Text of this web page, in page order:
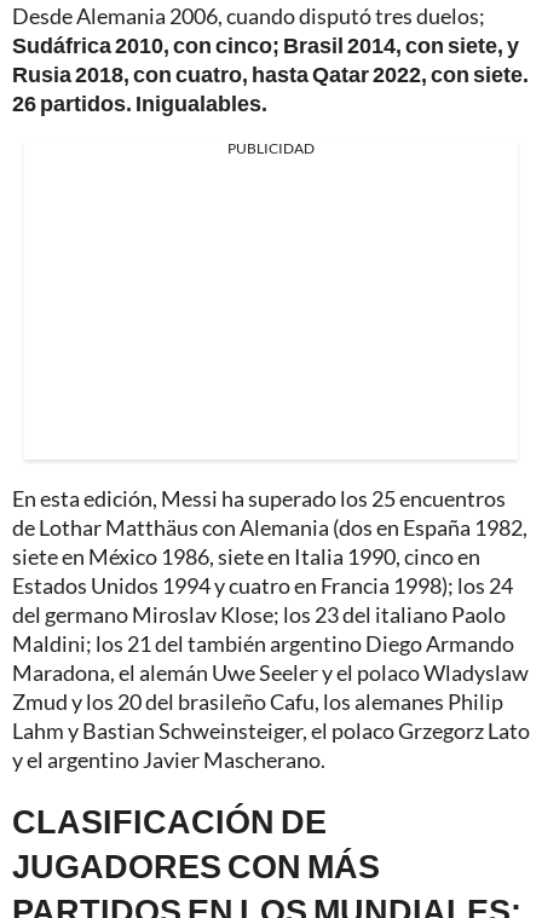
Desde Alemania 2006, cuando disputó tres duelos;
Sudáfrica 2010, con cinco; Brasil 2014, con siete, y
Rusia 2018, con cuatro, hasta Qatar 2022, con siete.
26 partidos. Inigualables.
PUBLICIDAD
En esta edición, Messi ha superado los 25 encuentros
de Lothar Matthäus con Alemania (dos en España 1982,
siete en México 1986, siete en Italia 1990, cinco en
Estados Unidos 1994 y cuatro en Francia 1998); los 24
del germano Miroslav Klose; los 23 del italiano Paolo
Maldini; los 21 del también argentino Diego Armando
Maradona, el alemán Uwe Seeler y el polaco Wladyslaw
Zmud y los 20 del brasileño Cafu, los alemanes Philip
Lahm y Bastian Schweinsteiger, el polaco Grzegorz Lato
y el argentino Javier Mascherano.
CLASIFICACIÓN DE
JUGADORES CON MÁS
PARTIDOS EN LOS MUNDIALES: